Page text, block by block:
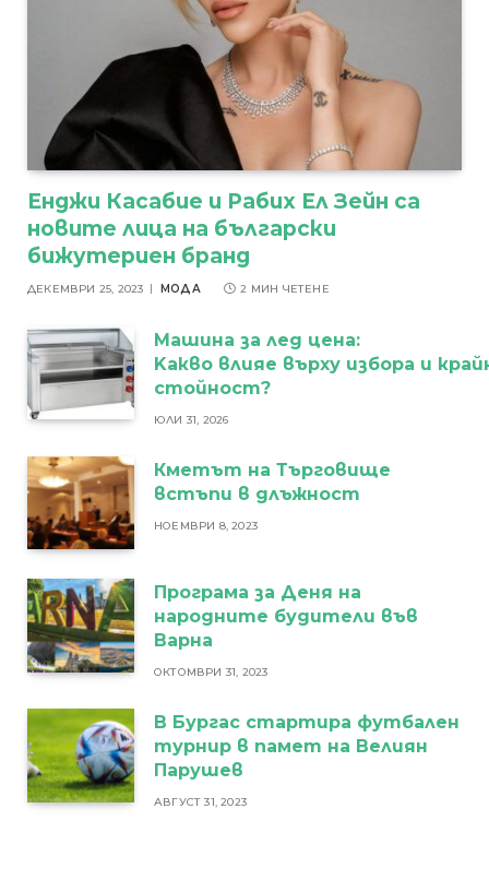
Енджи Касабие и Рабих Ел Зейн са
новите лица на български
бижутериен бранд
ДЕКЕМВРИ 25, 2023 МОДА 2 МИН ЧЕТЕНЕ
Машина за лед цена:
Kакво влияе върху избора и
стойност?
ЮЛИ 31, 2026
Кметът на Търговище
встъпи в длъжност
НОЕМВРИ 8, 2023
Програма за Деня на
народните будители във
Варна
ОКТОМВРИ 31, 2023
В Бургас стартира футбален
турнир в памет на Велиян
Парушев
АВГУСТ 31, 2023